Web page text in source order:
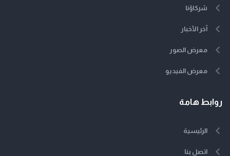
شركاؤنا
آخر الأخبار
معرض الصور
معرض الفيديو
روابط هامة
الرئيسية
اتصل بنا